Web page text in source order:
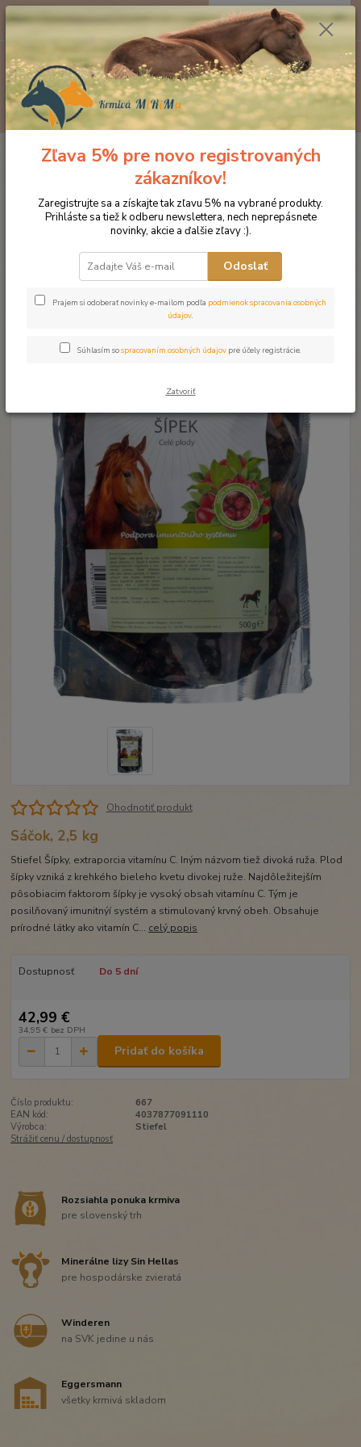
Menu
0ks
za0 €
Doplnky výživy Bylinky Šípky 2,5 kg
Ohodnotiť produkt
Sáčok, 2,5 kg
Stiefel Šípky, extraporcia vitamínu C. Iným názvom tiež divoká ruža. Plod
šípky vzniká z krehkého bieleho kvetu divokej ruže. Najdôležitejším
pôsobiacim faktorom šípky je vysoký obsah vitamínu C. Tým je
posilňovaný imunitnýí systém a stimulovaný krvný obeh. Obsahuje
prírodné látky ako vitamín C... celý popis
Dostupnosť Do 5 dní
42,99 €
34,95 € bez DPH
Pridať do košíka
Číslo produktu:
667
EAN kód:
4037877091110
Výrobca:
Stiefel
Strážiť cenu / dostupnosť
Rozsiahla ponuka krmiva
pre slovenský trh
Minerálne lizy Sin Hellas
pre hospodárske zvieratá
Winderen
na SVK jedine u nás
Eggersmann
všetky krmivá skladom
Zľava 5% pre novo registrovaných
zákazníkov!
Zaregistrujte sa a získajte tak zľavu 5% na vybrané produkty.
Prihláste sa tiež k odberu newslettera, nech neprepásnete
novinky, akcie a ďalšie zľavy :).
Odoslať
Prajem si odoberať novinky e-mailom podľa podmienok spracovania osobných
údajov.
Súhlasím sospracovaním osobných údajov pre účely registrácie.
Zatvoriť